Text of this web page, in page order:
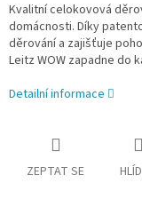
Kvalitní celokovová
domácnosti. Díky
děrování a zajišťuje
Leitz WOW zapadne do
Detailní informace
ZEPTAT SE